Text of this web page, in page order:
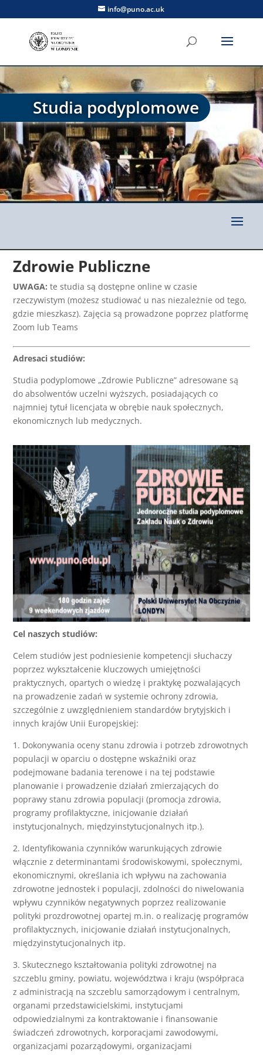
info@puno.ac.uk
Studia podyplomowe
Zdrowie Publiczne
UWAGA: te studia są dostępne online w czasie
rzeczywistym (możesz studiować u nas niezależnie od tego,
gdzie mieszkasz). Zajęcia są prowadzone poprzez platformę
Zoom lub Teams
Adresaci studiów:
Studia podyplomowe „Zdrowie Publiczne” adresowane są
do absolwentów uczelni wyższych, posiadających co
najmniej tytuł licencjata w obrębie nauk społecznych,
ekonomicznych lub medycznych.
Cel naszych studiów:
Celem studiów jest podniesienie kompetencji słuchaczy
poprzez wykształcenie kluczowych umiejętności
praktycznych, opartych o wiedzę i praktykę pozwalających
na prowadzenie zadań w systemie ochrony zdrowia,
szczególnie z uwzględnieniem standardów brytyjskich i
innych krajów Unii Europejskiej:
1. Dokonywania oceny stanu zdrowia i potrzeb zdrowotnych
populacji w oparciu o dostępne wskaźniki oraz
podejmowane badania terenowe i na tej podstawie
planowanie i prowadzenie działań zmierzających do
poprawy stanu zdrowia populacji (promocja zdrowia,
programy profilaktyczne, inicjowanie działań
instytucjonalnych, międzyinstytucjonalnych itp.).
2. Identyfikowania czynników warunkujących zdrowie
włącznie z determinantami środowiskowymi, społecznymi,
ekonomicznymi, określania ich wpływu na zachowania
zdrowotne jednostek i populacji, zdolności do niwelowania
wpływu czynników negatywnych poprzez realizowanie
polityki prozdrowotnej opartej m.in. o realizację programów
profilaktycznych, inicjowanie działań instytucjonalnych,
międzyinstytucjonalnych itp.
3. Skutecznego kształtowania polityki zdrowotnej na
szczeblu gminy, powiatu, województwa i kraju (współpraca
z administracją na szczeblu samorządowym i centralnym,
organami przedstawicielskimi, instytucjami
odpowiedzialnymi za kontraktowanie i finansowanie
świadczeń zdrowotnych, korporacjami zawodowymi,
organizacjami pozarządowymi, organizacjami